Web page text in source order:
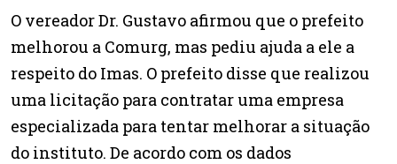
O vereador Dr. Gustavo afirmou que o prefeito
melhorou a Comurg, mas pediu ajuda a ele a
respeito do Imas. O prefeito disse que realizou
uma licitação para contratar uma empresa
especializada para tentar melhorar a situação
do instituto. De acordo com os dados